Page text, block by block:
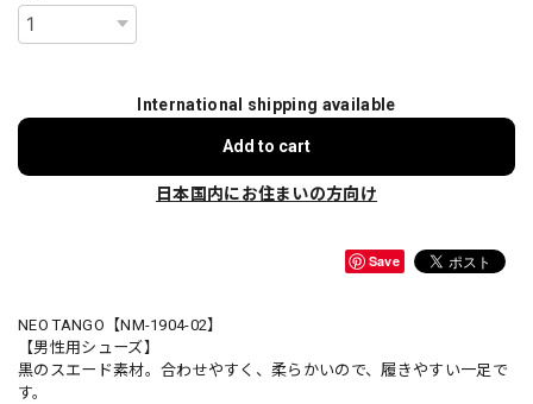
International shipping available
Add to cart
日本国内にお住まいの方向け
Save
NEO TANGO【NM-1904-02】
【男性用シューズ】
黒のスエード素材。合わせやすく、柔らかいので、履きやすい一足で
す。